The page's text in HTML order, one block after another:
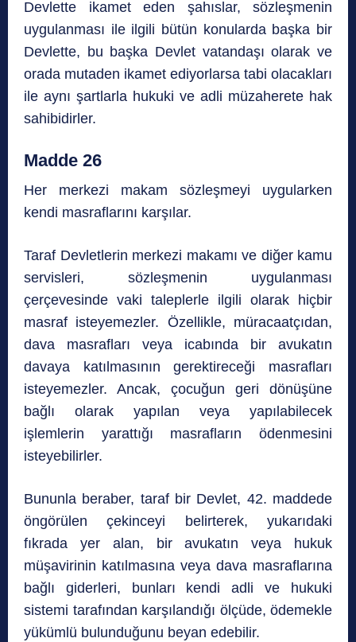
Devlette ikamet eden şahıslar, sözleşmenin
uygulanması ile ilgili bütün konularda başka bir
Devlette, bu başka Devlet vatandaşı olarak ve
orada mutaden ikamet ediyorlarsa tabi olacakları
ile aynı şartlarla hukuki ve adli müzaherete hak
sahibidirler.
Madde 26
Her merkezi makam sözleşmeyi uygularken
kendi masraflarını karşılar.
Taraf Devletlerin merkezi makamı ve diğer kamu
servisleri, sözleşmenin uygulanması
çerçevesinde vaki taleplerle ilgili olarak hiçbir
masraf isteyemezler. Özellikle, müracaatçıdan,
dava masrafları veya icabında bir avukatın
davaya katılmasının gerektireceği masrafları
isteyemezler. Ancak, çocuğun geri dönüşüne
bağlı olarak yapılan veya yapılabilecek
işlemlerin yarattığı masrafların ödenmesini
isteyebilirler.
Bununla beraber, taraf bir Devlet, 42. maddede
öngörülen çekinceyi belirterek, yukarıdaki
fıkrada yer alan, bir avukatın veya hukuk
müşavirinin katılmasına veya dava masraflarına
bağlı giderleri, bunları kendi adli ve hukuki
sistemi tarafından karşılandığı ölçüde, ödemekle
yükümlü bulunduğunu beyan edebilir.